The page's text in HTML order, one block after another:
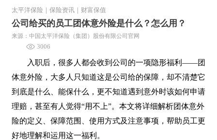
太平洋保险 保险资讯 财富保值
公司给买的员工团体意外险是什么？怎么用？
来源：中国太平洋保险（集团）股份有限公司官网
3006
入职后，很多人都会收到公司的一项隐形福利——团
体意外险，大多人只知道这是公司给的保障，却不清楚它
到底是什么、能保什么，更不知道遇到意外时该如何申请
理赔，甚至有人觉得“用不上”。本文将详细解析团体意外
险的定义、保障范围、使用方式及注意事项，帮助员工更
好地理解和运用这一福利。